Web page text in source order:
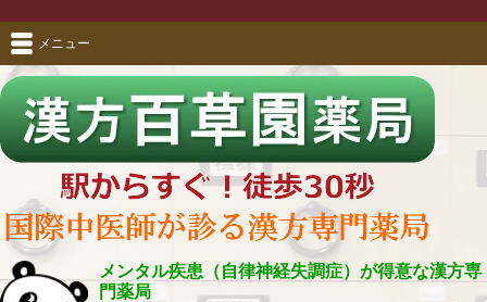
メンタル疾患（自律神経失調症）が得意な漢方専
門薬局
メニュー